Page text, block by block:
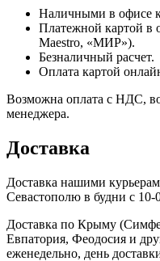
Наличными в офисе
Платежной картой в
Maestro, «МИР»).
Безналичный расчет.
Оплата картой
Возможна оплата с НДС,
менеджера.
Доставка
Доставка нашими
Севастополю в будни с 10-
Доставка по Крыму
Евпатория, Феодосия и
еженедельно, день